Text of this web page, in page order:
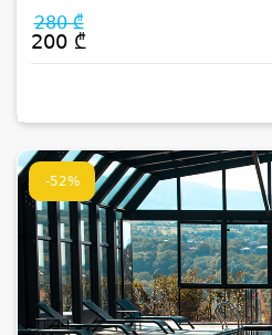
280 ₾
200 ₾
-52%